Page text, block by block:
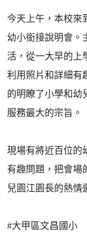
今天上午，本校來
幼小銜接說明會。
活，從一大早的上
利用照片和詳細有
的明瞭了小學和幼
服務最大的宗旨。
現場有將近百位的
有趣問題，把會場
兒園江園長的熱情
#大甲區文昌國小